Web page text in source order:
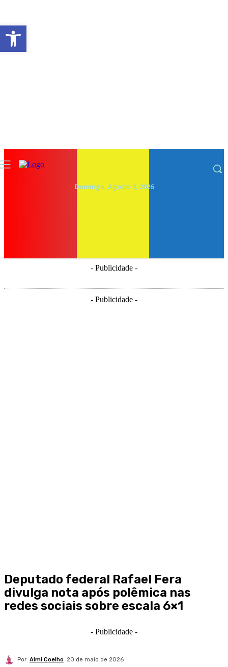
Domingo, Agosto 9, 2026
- Publicidade -
- Publicidade -
Deputado federal Rafael Fera
divulga nota após polêmica nas
redes sociais sobre escala 6×1
- Publicidade -
Por Almi Coelho 20 de maio de 2026
Abrir a barra de ferramentas